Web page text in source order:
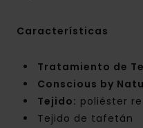
Características
Tratamiento de
Conscious by
Tejido: poliéster
Tejido de tafetán